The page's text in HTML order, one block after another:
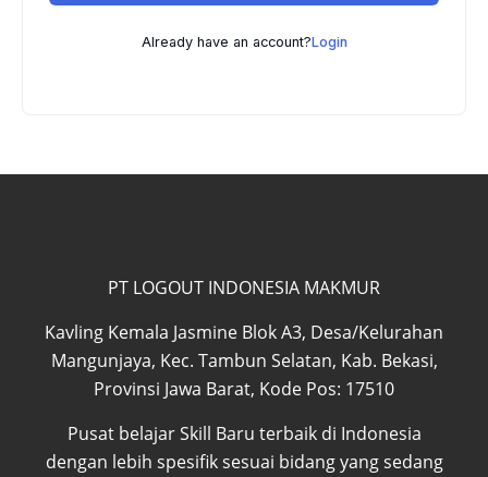
Already have an account?Login
PT LOGOUT INDONESIA MAKMUR
Kavling Kemala Jasmine Blok A3, Desa/Kelurahan
Mangunjaya, Kec. Tambun Selatan, Kab. Bekasi,
Provinsi Jawa Barat, Kode Pos: 17510
Pusat belajar Skill Baru terbaik di Indonesia
dengan lebih spesifik sesuai bidang yang sedang